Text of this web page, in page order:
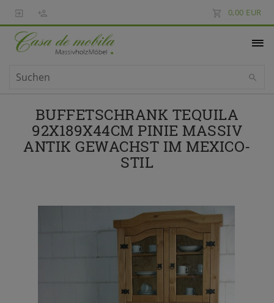
0,00 EUR
BUFFETSCHRANK TEQUILA
92X189X44CM PINIE MASSIV
ANTIK GEWACHST IM MEXICO-
STIL